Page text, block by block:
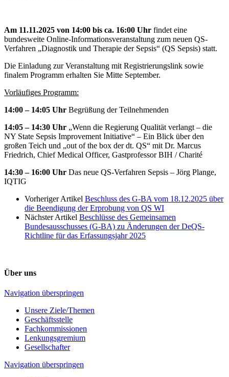
Am 11.11.2025 von 14:00 bis ca. 16:00 Uhr findet eine
bundesweite Online-Informationsveranstaltung zum neuen QS-
Verfahren „Diagnostik und Therapie der Sepsis“ (QS Sepsis) statt.
Die Einladung zur Veranstaltung mit Registrierungslink sowie
finalem Programm erhalten Sie Mitte September.
Vorläufiges Programm:
14:00 – 14:05 Uhr Begrüßung der Teilnehmenden
14:05 – 14:30 Uhr „Wenn die Regierung Qualität verlangt – die
NY State Sepsis Improvement Initiative“ – Ein Blick über den
großen Teich und „out of the box der dt. QS“ mit Dr. Marcus
Friedrich, Chief Medical Officer, Gastprofessor BIH / Charité
14:30 – 16:00 Uhr Das neue QS-Verfahren Sepsis – Jörg Plange,
IQTIG
Vorheriger Artikel Beschluss des G-BA vom 18.12.2025 über
die Beendigung der Erprobung von QS WI
Nächster Artikel Beschlüsse des Gemeinsamen
Bundesausschusses (G-BA) zu Änderungen der DeQS-
Richtline für das Erfassungsjahr 2025
Über uns
Navigation überspringen
Unsere Ziele/Themen
Geschäftsstelle
Fachkommissionen
Lenkungsgremium
Gesellschafter
Navigation überspringen